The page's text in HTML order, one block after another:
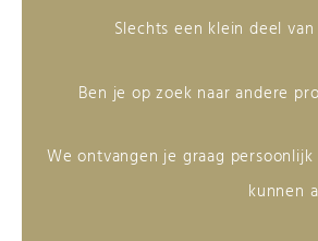
Slechts een klein deel
Ben je op zoek naar andere
We ontvangen je graag
kunnen